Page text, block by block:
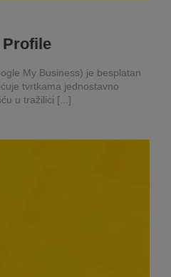
Profile
My Business) je besplatan
tvrtkama jednostavno
u tražilici [...]